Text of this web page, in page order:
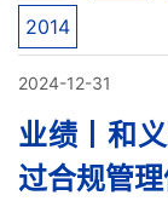
2014
2024-12-31
业绩丨和
过合规管